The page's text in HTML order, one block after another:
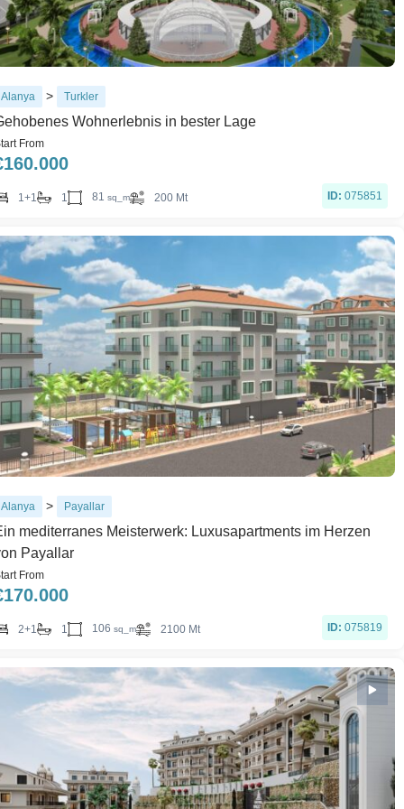
Alanya > Turkler
Wohnerlebnis in bester Lage
From
160.000
1+1 1 81 sq_m 200 Mt ID: 075851
Alanya > Payallar
mediterranes Meisterwerk: Luxusapartments im Herzen
Payallar
From
170.000
2+1 1 106 sq_m 2100 Mt ID: 075819